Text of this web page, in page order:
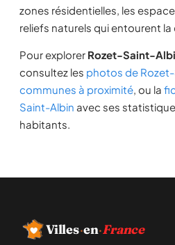
zones résidentielles, les
reliefs naturels qui entourent
Pour explorer Rozet-Saint-
consultez les photos de
communes à proximité, ou la
Saint-Albin avec ses
habitants.
Villes·en·France